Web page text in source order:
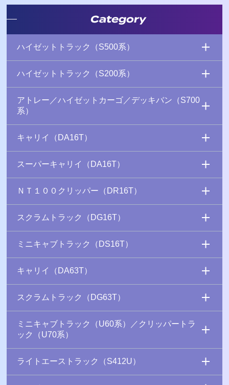
Category
ハイゼットトラック（S500系）
ハイゼットトラック（S200系）
アトレー／ハイゼットカーゴ／デッキバン（S700
系）
キャリイ（DA16T）
スーパーキャリイ（DA16T）
ＮＴ１００クリッパー（DR16T）
スクラムトラック（DG16T）
ミニキャブトラック（DS16T）
キャリイ（DA63T）
スクラムトラック（DG63T）
ミニキャブトラック（U60系）／クリッパートラ
ック（U70系）
ライトエーストラック（S412U）